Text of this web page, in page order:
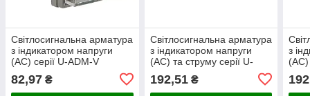
Світлосигнальна арматура
з індикатором напруги
(АС) серії U-ADM-V
82,97 ₴
Світлосигнальна арматура
з індикатором напруги
(АС) та струму серії U-
зелена
192,51₴
з
(АС)
синя